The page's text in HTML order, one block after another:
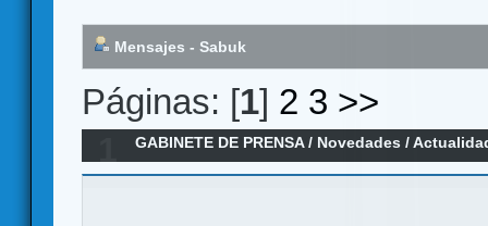
Mensajes - Sabuk
Páginas: [1] 2 3 >>
GABINETE DE PRENSA/ Novedades /
VEGETASAURUS REX